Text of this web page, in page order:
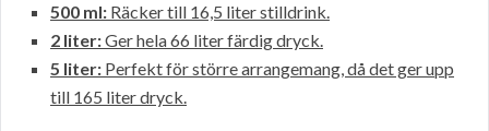
500 ml: Räcker till 16,5 liter stilldrink.
2 liter:Ger hela 66 liter färdig dryck.
5 liter: Perfekt för större arrangemang, då det ger upp
till 165 liter dryck.